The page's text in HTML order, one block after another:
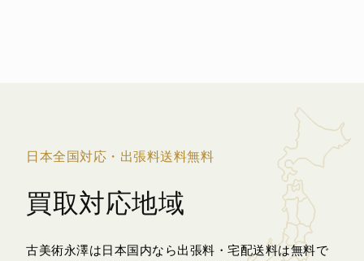
日本全国対応・出張料送料無料
買取対応地域
古美術永澤は日本国内なら出張料・宅配送料は無料で